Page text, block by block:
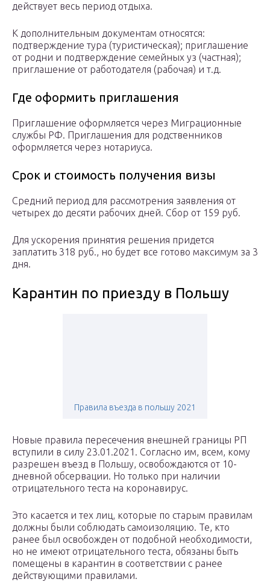
действует весь период отдыха.
К дополнительным документам относятся:
подтверждение тура (туристическая); приглашение
от родни и подтверждение семейных уз (частная);
приглашение от работодателя (рабочая) и т.д.
Где оформить приглашения
Приглашение оформляется через Миграционные
службы РФ. Приглашения для родственников
оформляется через нотариуса.
Срок и стоимость получения визы
Средний период для рассмотрения заявления от
четырех до десяти рабочих дней. Сбор от 159 руб.
Для ускорения принятия решения придется
заплатить 318 руб., но будет все готово максимум за 3
дня.
Карантин по приезду в Польшу
Правила въезда в польшу 2021
Новые правила пересечения внешней границы РП
вступили в силу 23.01.2021. Согласно им, всем, кому
разрешен въезд в Польшу, освобождаются от 10-
дневной обсервации. Но только при наличии
отрицательного теста на коронавирус.
Это касается и тех лиц, которые по старым правилам
должны были соблюдать самоизоляцию. Те, кто
ранее был освобожден от подобной необходимости,
но не имеют отрицательного теста, обязаны быть
помещены в карантин в соответствии с ранее
действующими правилами.